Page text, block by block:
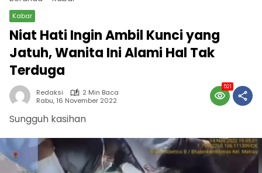
Kabar
Niat Hati Ingin Ambil Kunci yang
Jatuh, Wanita Ini Alami Hal Tak
Terduga
Redaksi
2 Min Baca
Rabu, 16 November 2022
521
Sungguh kasihan